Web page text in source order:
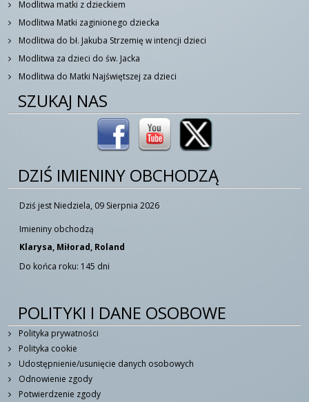
Modlitwa matki z dzieckiem
Modlitwa Matki zaginionego dziecka
Modlitwa do bł. Jakuba Strzemię w intencji dzieci
Modlitwa za dzieci do św. Jacka
Modlitwa do Matki Najświętszej za dzieci
SZUKAJ NAS
DZIŚ IMIENINY OBCHODZĄ
Dziś jest Niedziela, 09 Sierpnia 2026
Imieniny obchodzą
Klarysa, Miłorad, Roland
Do końca roku: 145 dni
POLITYKI I DANE OSOBOWE
Polityka prywatności
Polityka cookie
Udostępnienie/usunięcie danych osobowych
Odnowienie zgody
Potwierdzenie zgody